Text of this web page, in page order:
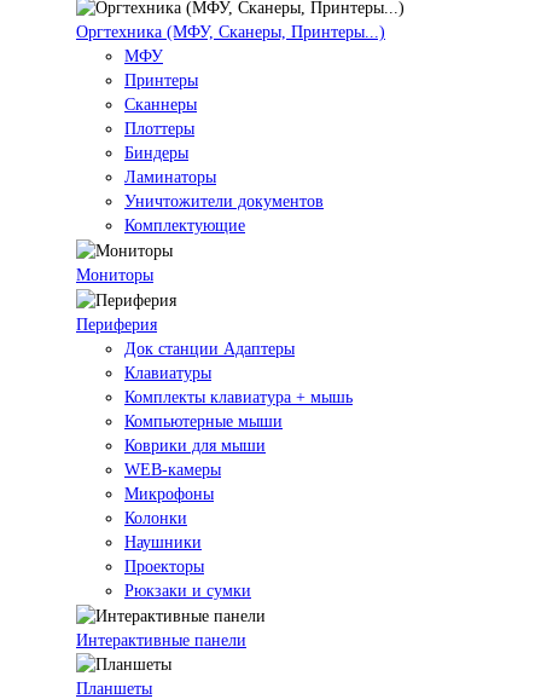
Оргтехника (МФУ, Сканеры, Принтеры...)
МФУ
Принтеры
Сканнеры
Плоттеры
Биндеры
Ламинаторы
Уничтожители документов
Комплектующие
Мониторы
Периферия
Док станции Адаптеры
Клавиатуры
Комплекты клавиатура + мышь
Компьютерные мыши
Коврики для мыши
WEB-камеры
Микрофоны
Колонки
Наушники
Проекторы
Рюкзаки и сумки
Интерактивные панели
Планшеты